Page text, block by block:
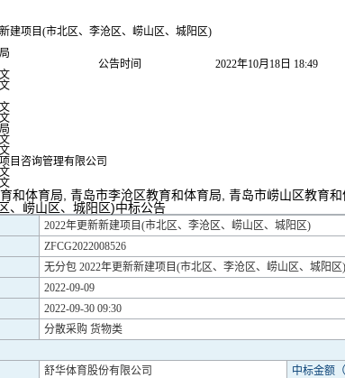
建项目(市北区、李沧区、崂山区、城阳区)
公告时间
2022年10月18日 18:49
目咨询管理有限公司
和体育局, 青岛市李沧区教育和体育局, 青岛市崂山区教育
、崂山区、城阳区)中标公告
2022年更新新建项目(市北区、李沧区、崂山区、城阳区)
ZFCG2022008526
无分包 2022年更新新建项目(市北区、李沧区、崂山区、城阳区)
2022-09-09
2022-09-30 09:30
分散采购 货物类
舒华体育股份有限公司 中标金额